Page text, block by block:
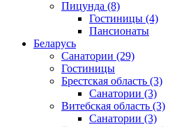
Пицунда (8)
Гостиницы (4)
Пансионаты
Беларусь
Санатории (29)
Гостиницы
Брестская область (3)
Санатории (3)
Витебская область (3)
Санатории (3)